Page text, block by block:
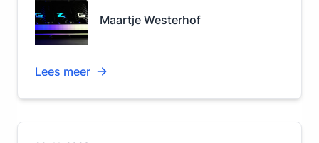
Maartje Westerhof
Lees meer